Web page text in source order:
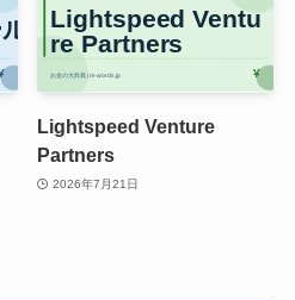
Lightspeed Venture
Partners
2026年7月21日